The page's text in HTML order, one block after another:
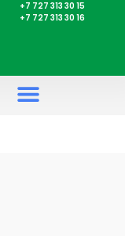
+7 727 313 30 15
+7 727 313 30 16